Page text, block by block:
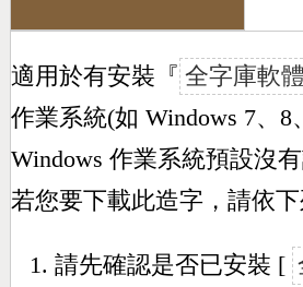
適用於有安裝『 全字庫軟
作業系統(如 Windows 7、8
Windows 作業系統預設沒
若您要下載此造字，請依下
請先確認是否已安裝 [